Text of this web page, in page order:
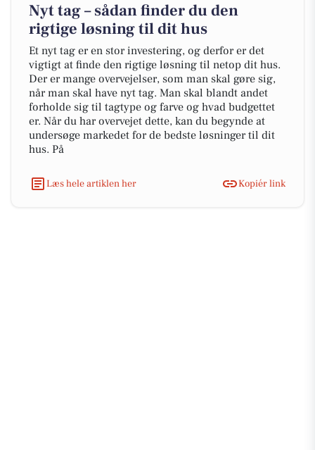
Nyt tag – sådan finder du den
rigtige løsning til dit hus
Et nyt tag er en stor investering, og derfor er det
vigtigt at finde den rigtige løsning til netop dit hus.
Der er mange overvejelser, som man skal gøre sig,
når man skal have nyt tag. Man skal blandt andet
forholde sig til tagtype og farve og hvad budgettet
er. Når du har overvejet dette, kan du begynde at
undersøge markedet for de bedste løsninger til dit
hus. På
Læs hele artiklen her Kopiér link